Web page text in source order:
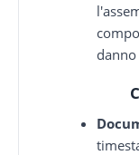
danno